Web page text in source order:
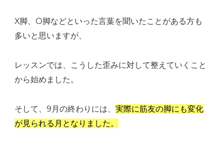
X脚、О脚などといった言葉を聞いたことがある方も
多いと思いますが、
レッスンでは、こうした歪みに対して整えていくこと
から始めました。
そして、9月の終わりには、 実際に筋友の脚にも変化
が見られる月となりました。